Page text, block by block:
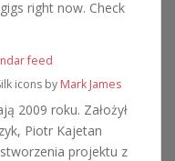
right now. Check
feed
icons by Mark James
2009 roku. Założył
Piotr Kajetan
projektu z